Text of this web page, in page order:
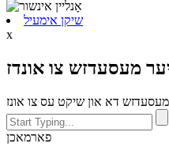
שיקן אימעיל
x
מעסעדזש דא און שיקט עס צו אונז
פארמאכן